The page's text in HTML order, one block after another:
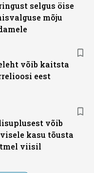
selgus öise
mõju
võib kaitsta
eest
võib
kasu tõusta
viisil